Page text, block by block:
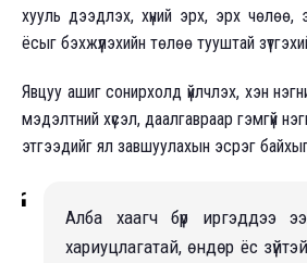
хууль дээдлэх, хүний эрх, эрх чөлөө,
ёсыг бэхжүүлэхийн төлөө тууштай
Явцуу ашиг сонирхолд үйлчлэх, хэн
мэдэлтний хүсэл, даалгавраар гэмгүй
этгээдийг ял завшуулахын эсрэг
Алба хаагч бүр иргэддээ
хариуцлагатай, өндөр ёс